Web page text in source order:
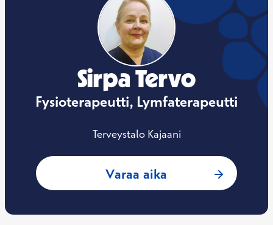
Sirpa Tervo
Fysioterapeutti, Lymfaterapeutti
Terveystalo Kajaani
Varaa aika : Sirpa Tervo,